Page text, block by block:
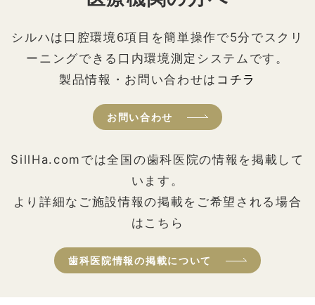
シルハは口腔環境6項目を簡単操作で5分でスクリ
ーニングできる口内環境測定システムです。
製品情報・お問い合わせは コチラ
お問い合わせ
SillHa.comでは全国の歯科医院の情報を掲載して
います。
より詳細なご施設情報の掲載をご希望される場合
はこちら
歯科医院情報の掲載について